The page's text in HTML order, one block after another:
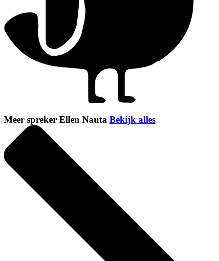
Meer spreker Ellen Nauta Bekijk alles